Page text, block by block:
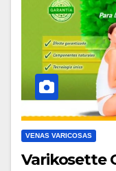
VENAS VARICOSAS
Varikosette